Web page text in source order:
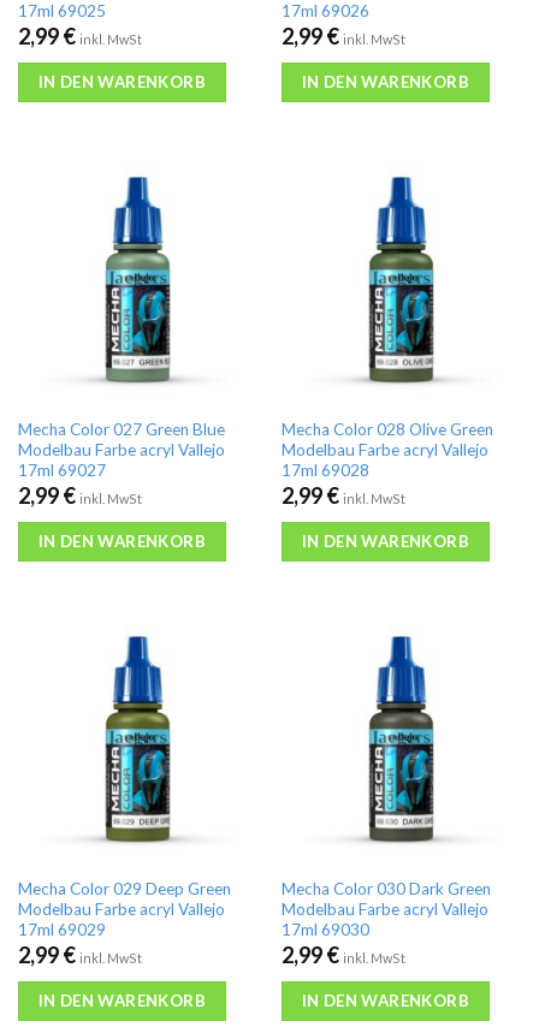
17ml 69025
2,99€ inkl. MwSt
IN DEN WARENKORB
17ml 69026
2,99€ inkl. MwSt
IN DEN WARENKORB
Mecha Color 027 Green Blue
Modelbau Farbe acryl Vallejo
17ml 69027
2,99€ inkl. MwSt
IN DEN WARENKORB
Mecha Color 028 Olive Green
Modelbau Farbe acryl Vallejo
17ml 69028
2,99€ inkl. MwSt
IN DEN WARENKORB
Mecha Color 029 Deep Green
Modelbau Farbe acryl Vallejo
17ml 69029
2,99€ inkl. MwSt
IN DEN WARENKORB
Mecha Color 030 Dark Green
Modelbau Farbe acryl Vallejo
17ml 69030
2,99€ inkl. MwSt
IN DEN WARENKORB